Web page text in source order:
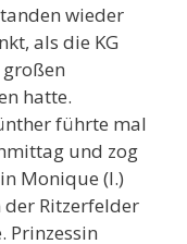
wieder
als die KG
großen
hatte.
führte mal
und zog
Monique (I.)
der Ritzerfelder
Prinzessin